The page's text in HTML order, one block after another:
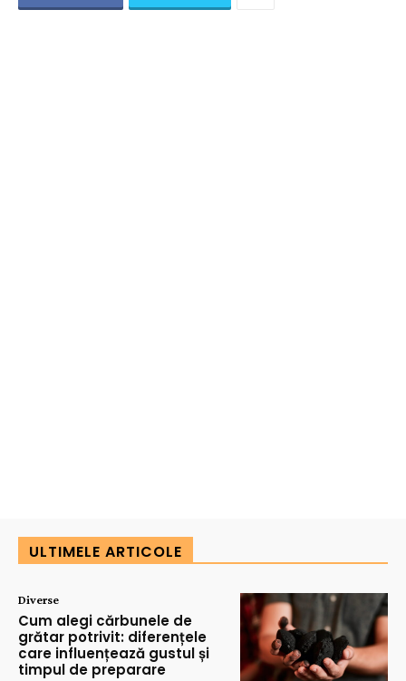
ULTIMELE ARTICOLE
Diverse
Cum alegi cărbunele de
grătar potrivit: diferențele
care influențează gustul și
timpul de preparare